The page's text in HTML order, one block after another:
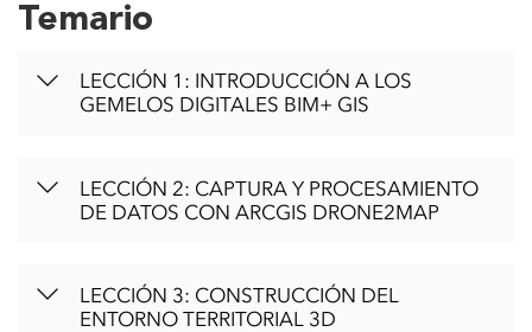
Temario
LECCIÓN 1: INTRODUCCIÓN A LOS
GEMELOS DIGITALES BIM+ GIS
LECCIÓN 2: CAPTURA Y PROCESAMIENTO
DE DATOS CON ARCGIS DRONE2MAP
LECCIÓN 3: CONSTRUCCIÓN DEL
ENTORNO TERRITORIAL 3D